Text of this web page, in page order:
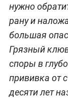
нужно
рану и
большая
Грязный
споры в
прививка от
десяти лет